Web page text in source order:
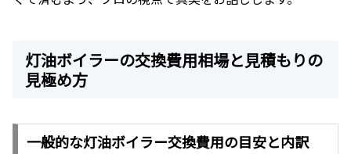
灯油ボイラーの交換費用相場と見積もりの
見極め方
一般的な灯油ボイラー交換費用の目安と内訳